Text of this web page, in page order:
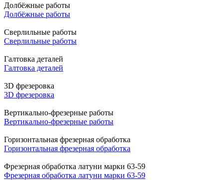
Долбёжные работы
Долбёжные работы
Сверлильные работы
Сверлильные работы
Галтовка деталей
Галтовка деталей
3D фрезеровка
3D фрезеровка
Вертикально-фрезерные работы
Вертикально-фрезерные работы
Горизонтальная фрезерная обработка
Горизонтальная фрезерная обработка
Фрезерная обработка латуни марки 63-59
Фрезерная обработка латуни марки 63-59